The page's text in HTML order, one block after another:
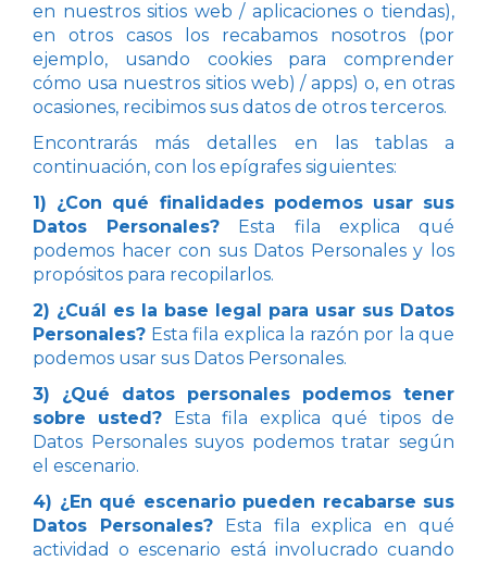
en nuestros sitios web / aplicaciones o tiendas),
en otros casos los recabamos nosotros (por
ejemplo, usando cookies para comprender
cómo usa nuestros sitios web) / apps) o, en otras
ocasiones, recibimos sus datos de otros terceros.
Encontrarás más detalles en las tablas a
continuación, con los epígrafes siguientes:
1) ¿Con qué finalidades podemos usar sus
Datos Personales? Esta fila explica qué
podemos hacer con sus Datos Personales y los
propósitos para recopilarlos.
2) ¿Cuál es la base legal para usar sus Datos
Personales? Esta fila explica la razón por la que
podemos usar sus Datos Personales.
3) ¿Qué datos personales podemos tener
sobre usted? Esta fila explica qué tipos de
Datos Personales suyos podemos tratar según
el escenario.
4) ¿En qué escenario pueden recabarse sus
Datos Personales?Esta fila explica en qué
actividad o escenario está involucrado cuando